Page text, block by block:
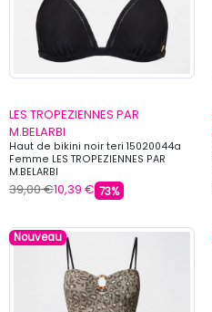
LES TROPEZIENNES PAR
M.BELARBI
Haut de bikini noir teri 15020044a
Femme LES TROPEZIENNES PAR
M.BELARBI
39,00 €10,39 € 73%
Nouveau